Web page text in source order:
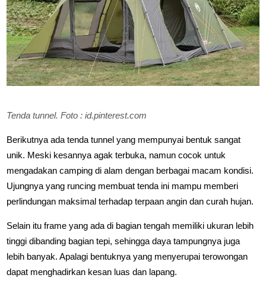
Tenda tunnel. Foto : id.pinterest.com
Berikutnya ada tenda tunnel yang mempunyai bentuk sangat
unik. Meski kesannya agak terbuka, namun cocok untuk
mengadakan camping di alam dengan berbagai macam kondisi.
Ujungnya yang runcing membuat tenda ini mampu memberi
perlindungan maksimal terhadap terpaan angin dan curah hujan.
Selain itu frame yang ada di bagian tengah memiliki ukuran lebih
tinggi dibanding bagian tepi, sehingga daya tampungnya juga
lebih banyak. Apalagi bentuknya yang menyerupai terowongan
dapat menghadirkan kesan luas dan lapang.